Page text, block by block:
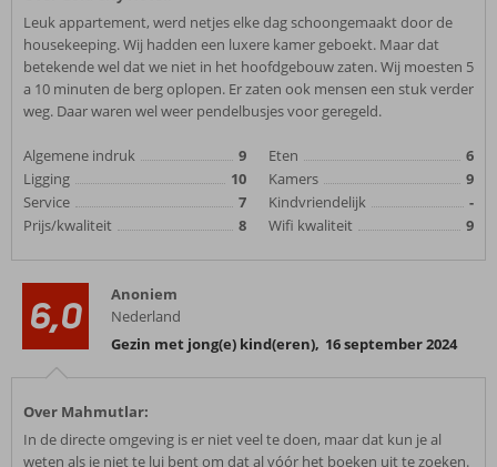
Leuk appartement, werd netjes elke dag schoongemaakt door de
housekeeping. Wij hadden een luxere kamer geboekt. Maar dat
betekende wel dat we niet in het hoofdgebouw zaten. Wij moesten 5
a 10 minuten de berg oplopen. Er zaten ook mensen een stuk verder
weg. Daar waren wel weer pendelbusjes voor geregeld.
Algemene indruk
9
Ligging
10
Service
7
Prijs/kwaliteit
8
Eten
6
Kamers
9
Kindvriendelijk
-
Wifi kwaliteit
9
6,0
Anoniem
Nederland
Gezin met jong(e) kind(eren), 16 september 2024
Over Mahmutlar:
In de directe omgeving is er niet veel te doen, maar dat kun je al
weten als je niet te lui bent om dat al vóór het boeken uit te zoeken.